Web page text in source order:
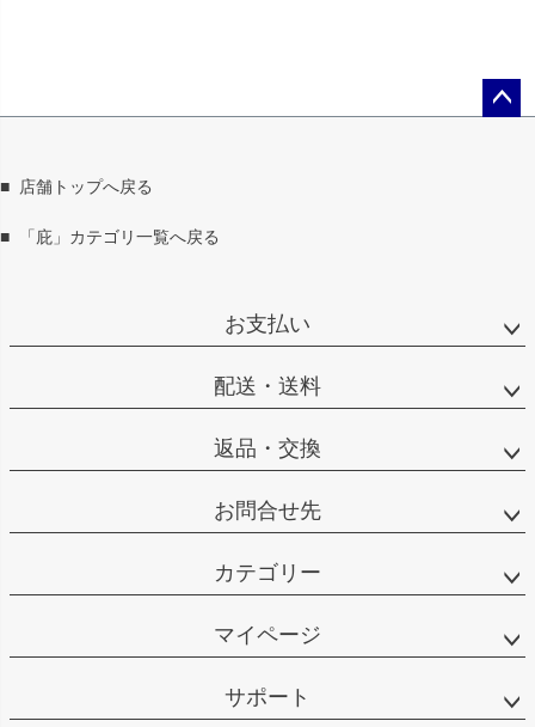
■ 店舗トップへ戻る
■ 「庇」カテゴリ一覧へ戻る
お支払い
配送・送料
返品・交換
お問合せ先
カテゴリー
マイページ
サポート